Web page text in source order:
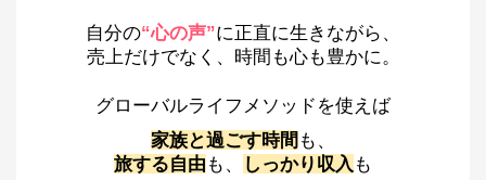
自分の“心の声”に正直に生きながら、
売上だけでなく、時間も心も豊かに。
グローバルライフメソッドを使えば
家族と過ごす時間 も、
旅する自由 も、 しっかり収入 も